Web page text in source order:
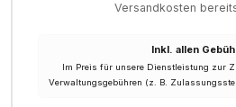
Versandkosten
Inkl. allen
Im Preis für unsere Dienstleistung zur
Verwaltungsgebühren (z. B.